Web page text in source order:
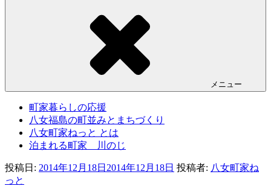
メニュー
町家暮らしの応援
八女福島の町並みとまちづくり
八女町家ねっと とは
泊まれる町家 川のじ
投稿日: 2014年12月18日 2014年12月18日 投稿者: 八女町家ね
っと